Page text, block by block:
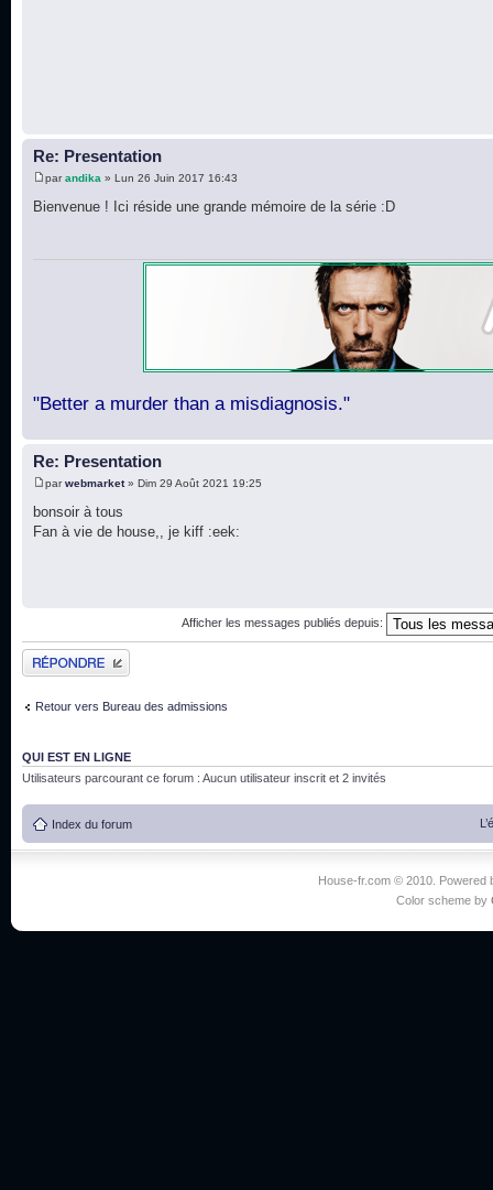
Re: Presentation
parandika » Lun 26 Juin 2017 16:43
Bienvenue ! Ici réside une grande mémoire de la série :D
"Better a murder than a misdiagnosis."
Re: Presentation
parwebmarket» Dim 29 Août 2021 19:25
bonsoir à tous
Fan à vie de house,, je kiff :eek:
Afficher les messages publiés depuis:
Publier une réponse
Retour vers Bureau des admissions
QUI EST EN LIGNE
Utilisateurs parcourant ce forum : Aucun utilisateur inscrit et 2 invités
Index du forum
House-fr.com © 2010. Powered
Color scheme by